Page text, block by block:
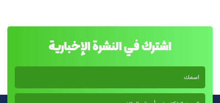
اشترك في النشرة الإخبارية